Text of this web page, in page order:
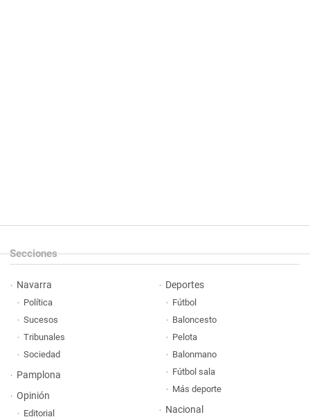
Secciones
Navarra
Política
Sucesos
Tribunales
Sociedad
Pamplona
Opinión
Editorial
Deportes
Fútbol
Baloncesto
Pelota
Balonmano
Fútbol sala
Más deporte
Nacional